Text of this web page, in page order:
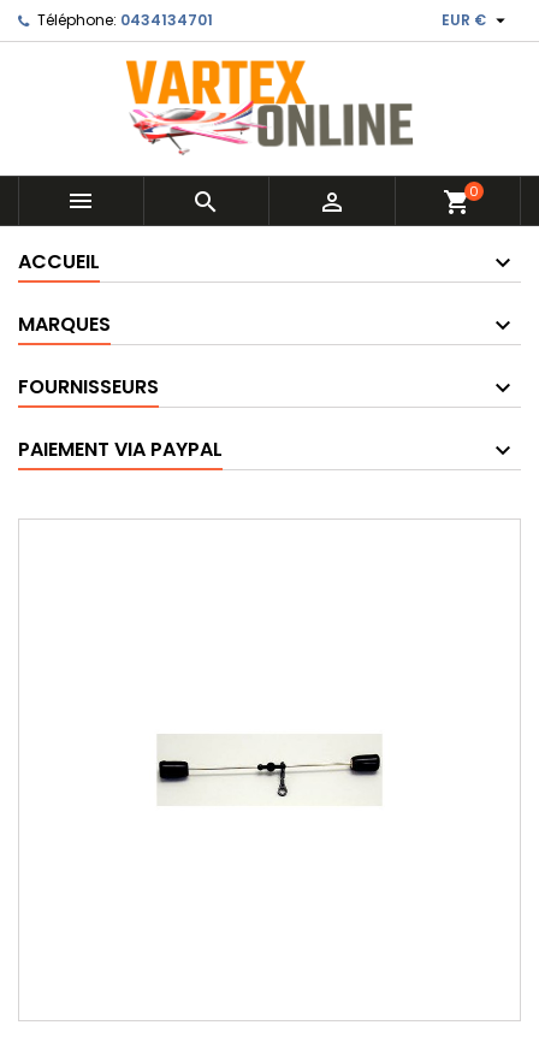
Téléphone: 0434134701 EUR € 
   shopping_cart0
ACCUEIL
MARQUES
FOURNISSEURS
PAIEMENT VIA PAYPAL